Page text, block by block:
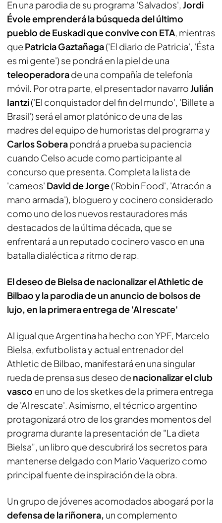
En una parodia de su programa 'Salvados', Jordi
Évole emprenderá la búsqueda del último
pueblo de Euskadi que convive con ETA, mientras
que Patricia Gaztañaga('El diario de Patricia', 'Ésta
es mi gente') se pondrá en la piel de una
teleoperadorade una compañía de telefonía
móvil. Por otra parte, el presentador navarroJulián
Iantzi('El conquistador del fin del mundo', 'Billete a
Brasil') será el amor platónico de una de las
madres del equipo de humoristas del programa y
Carlos Soberapondrá a prueba su paciencia
cuando Celso acude como participante al
concurso que presenta. Completa la lista de
'cameos' David de Jorge('Robin Food', 'Atracón a
mano armada'), bloguero y cocinero considerado
como uno de los nuevos restauradores más
destacados de la última década, que se
enfrentará a un reputado cocinero vasco en una
batalla dialéctica a ritmo de rap.
El deseo de Bielsa de nacionalizar el Athletic de
Bilbao y la parodia de un anuncio de bolsos de
lujo, en la primera entrega de 'Al rescate'
Al igual que Argentina ha hecho con YPF, Marcelo
Bielsa, exfutbolista y actual entrenador del
Athletic de Bilbao, manifestará en una singular
rueda de prensa sus deseo de nacionalizar el club
vasco en uno de los sketkes de la primera entrega
de 'Al rescate'. Asimismo, el técnico argentino
protagonizará otro de los grandes momentos del
programa durante la presentación de "La dieta
Bielsa", un libro que descubrirá los secretos para
mantenerse delgado con Mario Vaquerizo como
principal fuente de inspiración de la obra.
Un grupo de jóvenes acomodados abogará por la
defensa de la riñonera, un complemento